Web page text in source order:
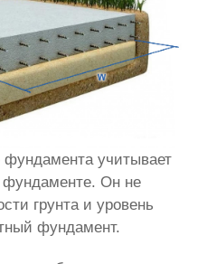
фундамента учитывает
фундаменте. Он не
грунта и уровень
фундамент.